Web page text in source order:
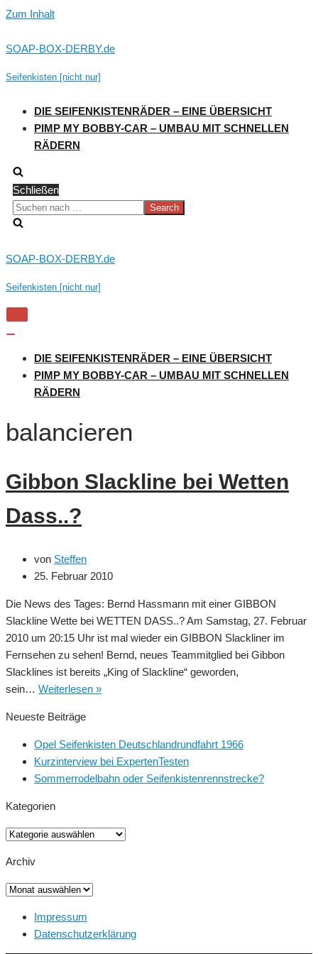
Zum Inhalt
SOAP-BOX-DERBY.de
Seifenkisten [nicht nur]
DIE SEIFENKISTENRÄDER – EINE ÜBERSICHT
PIMP MY BOBBY-CAR – UMBAU MIT SCHNELLEN
RÄDERN
Schließen
Suchen
nach …
SOAP-BOX-DERBY.de
Seifenkisten [nicht nur]
Navigation
DIE SEIFENKISTENRÄDER – EINE ÜBERSICHT
PIMP MY BOBBY-CAR – UMBAU MIT SCHNELLEN
RÄDERN
balancieren
Gibbon Slackline bei Wetten
Dass..?
von Steffen
25. Februar 2010
Die News des Tages: Bernd Hassmann mit einer GIBBON
Slackline Wette bei WETTEN DASS..? Am Samstag, 27. Februar
2010 um 20:15 Uhr ist mal wieder ein GIBBON Slackliner im
Fernsehen zu sehen! Bernd, neues Teammitglied bei Gibbon
Slacklines ist bereits „King of Slackline“ geworden,
sein… Weiterlesen »Gibbon
Wetten
Dass..?
Neueste Beiträge
Opel Seifenkisten Deutschlandrundfahrt 1966
Kurzinterview bei ExpertenTesten
Sommerrodelbahn oder Seifenkistenrennstrecke?
Kategorien
Kategorien
Archiv
Archiv
Impressum
Datenschutzerklärung